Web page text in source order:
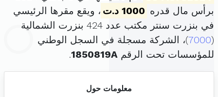
برأس مال قدره 1000 د.ت
، ويقع مقرها الرئيسي
في بنزرت سنتر مكتب عدد 424 بنزرت الشمالية
(
7000)، الشركة مسجلة في السجل الوطني
للمؤسسات تحت الرقم 1850819A
.
معلومات حول